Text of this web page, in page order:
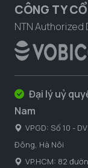
CÔNG TY
NTN
Đại lý uỷ
Nam
VPGD: Số 10 -
Đông, Hà Nôi
VP.HCM: 82